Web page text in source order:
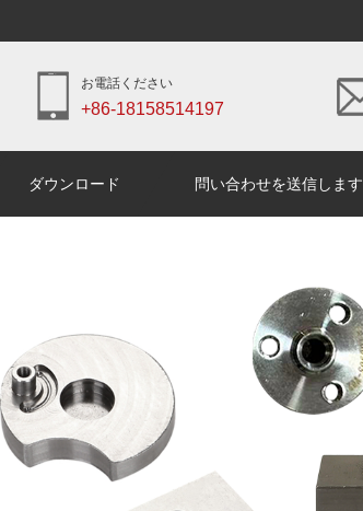
お電話ください
+86-18158514197
ダウンロード 問い合わせを送信します